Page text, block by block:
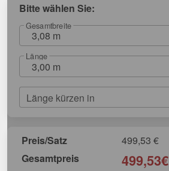
Bitte wählen Sie:
Gesamtbreite
3,08 m
Länge
3,00 m
Länge kürzen in
Preis/Satz 499,53 €
Gesamtpreis
499,53€